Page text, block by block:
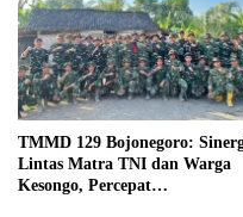
TMMD 129 Bojonegoro:
Lintas Matra TNI dan Warga
Kesongo, Percepat